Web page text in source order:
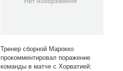
Тренер сборной Марокко
прокомментировал поражение
команды в матче с Хорватией: